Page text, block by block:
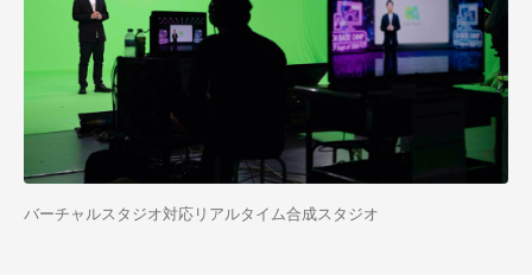
バーチャルスタジオ対応リアルタイム合成スタジオ